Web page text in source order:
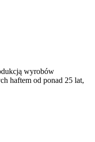
wyrobów
haftem od ponad 25 lat,